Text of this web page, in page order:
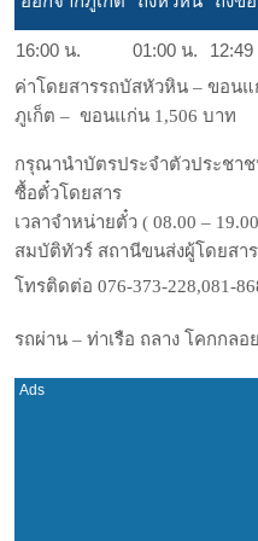
16:00 น. 01:00 น. 12:49
ค่าโดยสารรถบัสหัวหิน – ขอน
ภูเก็ต – ขอนแก่น 1,506 บาท
กรุณานำบัตรประจำตัวประชาช
ซื้อตั๋วโดยสาร
เวลาจำหน่ายตั๋ว ( 08.00 –
สมบัติทัวร์ สถานีขนส่งผู้โดยสา
โทรติดต่อ 076-373-228,081-
รถผ่าน – ท่าเรือ ถลาง โคกกล